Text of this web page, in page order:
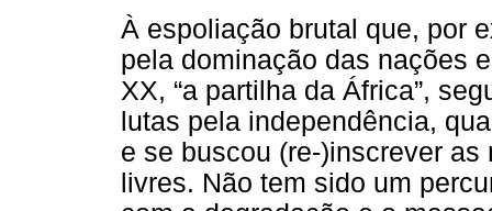
À espoliação brutal que, por
pela dominação das nações
XX, “a partilha da África”,
lutas pela independência,
e se buscou (re-)inscrever
livres. Não tem sido um